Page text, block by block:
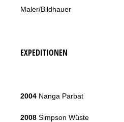
Maler/Bildhauer
EXPEDITIONEN
2004 Nanga Parbat
2008 Simpson Wüste